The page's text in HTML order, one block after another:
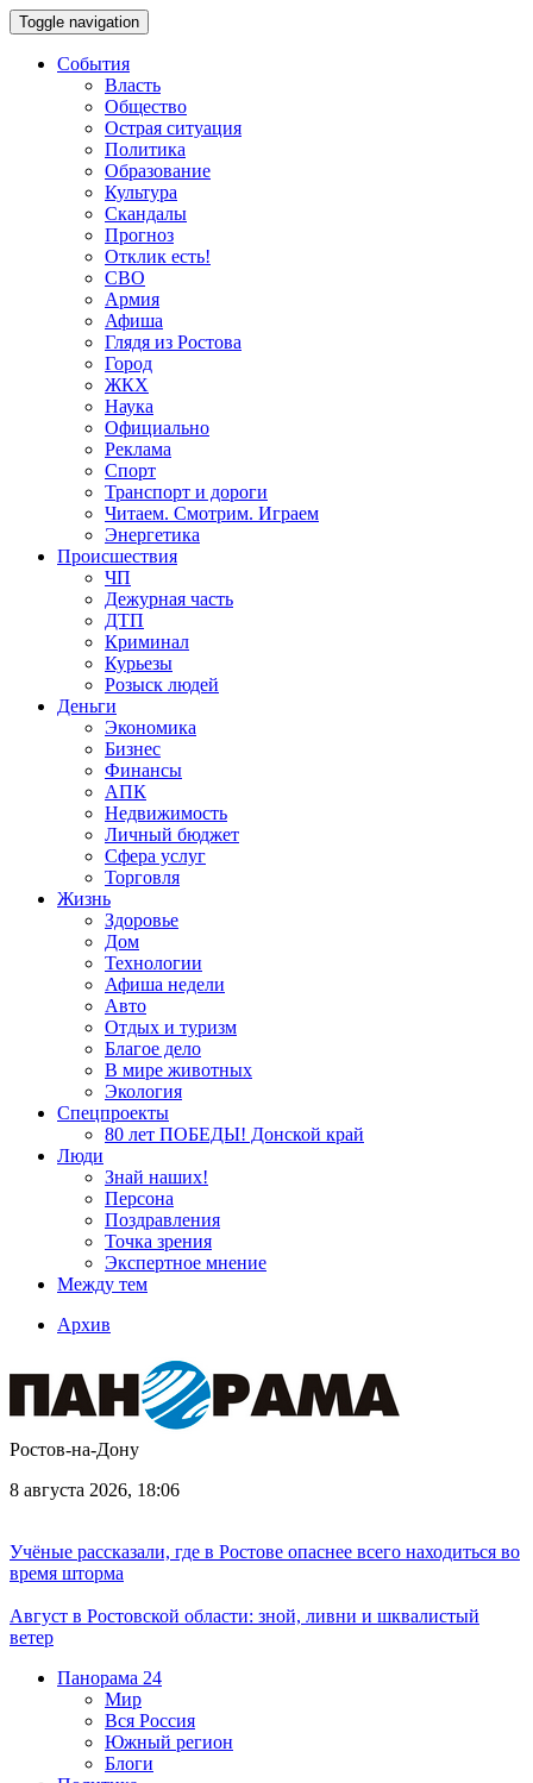
Toggle navigation
События
Власть
Общество
Острая ситуация
Политика
Образование
Культура
Скандалы
Прогноз
Отклик есть!
СВО
Армия
Афиша
Глядя из Ростова
Город
ЖКХ
Наука
Официально
Реклама
Спорт
Транспорт и дороги
Читаем. Смотрим. Играем
Энергетика
Происшествия
ЧП
Дежурная часть
ДТП
Криминал
Курьезы
Розыск людей
Деньги
Экономика
Бизнес
Финансы
АПК
Недвижимость
Личный бюджет
Сфера услуг
Торговля
Жизнь
Здоровье
Дом
Технологии
Афиша недели
Авто
Отдых и туризм
Благое дело
В мире животных
Экология
Спецпроекты
80 лет ПОБЕДЫ! Донской край
Люди
Знай наших!
Персона
Поздравления
Точка зрения
Экспертное мнение
Между тем
Архив
Ростов-на-Дону
8 августа 2026, 18:06
Учёные рассказали, где в Ростове опаснее всего находиться во
время шторма
Август в Ростовской области: зной, ливни и шквалистый
ветер
Панорама 24
Мир
Вся Россия
Южный регион
Блоги